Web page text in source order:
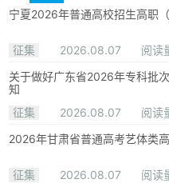
宁夏2026年普通高校招生高职
征集 2026.08.07
阅读
关于做好广东省2026年专科批
知
征集
2026.08.07
阅读
2026年甘肃省普通高考艺体类
征集 2026.08.07
阅读